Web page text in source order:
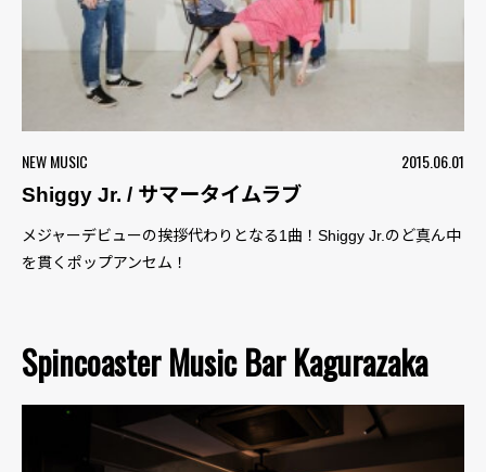
NEW MUSIC
2015.06.01
Shiggy Jr. / サマータイムラブ
メジャーデビューの挨拶代わりとなる1曲！Shiggy Jr.のど真ん中
を貫くポップアンセム！
Spincoaster Music Bar Kagurazaka